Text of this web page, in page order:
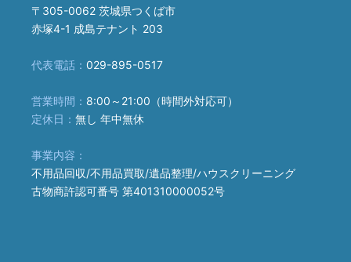
〒305-0062 茨城県つくば市
赤塚4-1 成島テナント 203
代表電話： 029-895-0517
営業時間： 8:00～21:00（時間外対応可）
定休日： 無し 年中無休
事業内容：
不用品回収/不用品買取/遺品整理/ハウスクリーニング
古物商許認可番号 第401310000052号